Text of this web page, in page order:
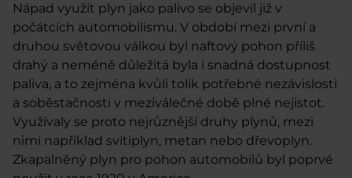
Nápad využít plyn jako palivo se objevil již v
počátcích automobilismu. V období mezi první a
druhou světovou válkou byl naftový pohon příliš
drahý a neméně důležitá byla i snadná dostupnost
paliva, a to zejména kvůli tolik potřebné nezávislosti
a soběstačnosti v meziválečné době plné nejistot.
Využívaly se proto nejrůznější druhy plynů, mezi
nimi například svítiplyn, metan nebo dřevoplyn.
Zkapalněný plyn pro pohon automobilů byl poprvé